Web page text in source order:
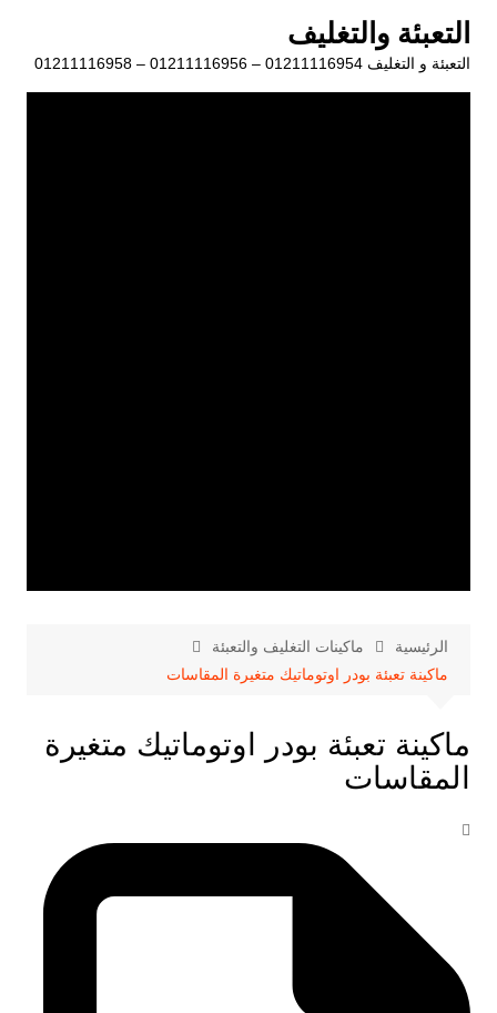
المحتوى
التعبئة والتغليف
التعبئة و التغليف 01211116954 – 01211116956 – 01211116958
الرئيسية
ماكينات التغليف والتعبئة
ماكينة تعبئة بودر اوتوماتيك متغيرة المقاسات
ماكينة تعبئة بودر اوتوماتيك متغيرة
المقاسات